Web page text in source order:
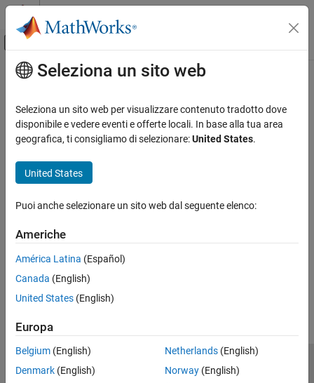
Vai al contenuto
Attiva/disattiva menu di navigazione
Pagina iniziale della documentazione
Contenuto principale
Seleziona un sito web
Seleziona un sito web per visualizzare contenuto tradotto dove
disponibile e vedere eventi e offerte locali. In base alla tua area
geografica, ti consigliamo di selezionare:United States.
United States
Puoi anche selezionare un sito web dal seguente elenco:
Americhe
América Latina (Español)
Canada (English)
United States (English)
Europa
Belgium (English)
Denmark (English)
Netherlands(English)
Norway(English)
Centro di fiducia
Informativa sulla privacy